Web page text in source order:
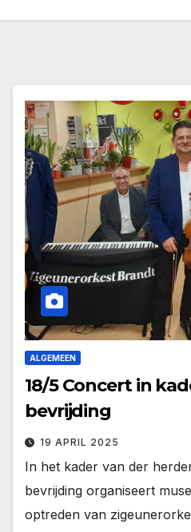
ALGEMEEN
18/5 Concert in
bevrijding
19 APRIL 2025
In het kader van der
bevrijding organiseert
optreden van